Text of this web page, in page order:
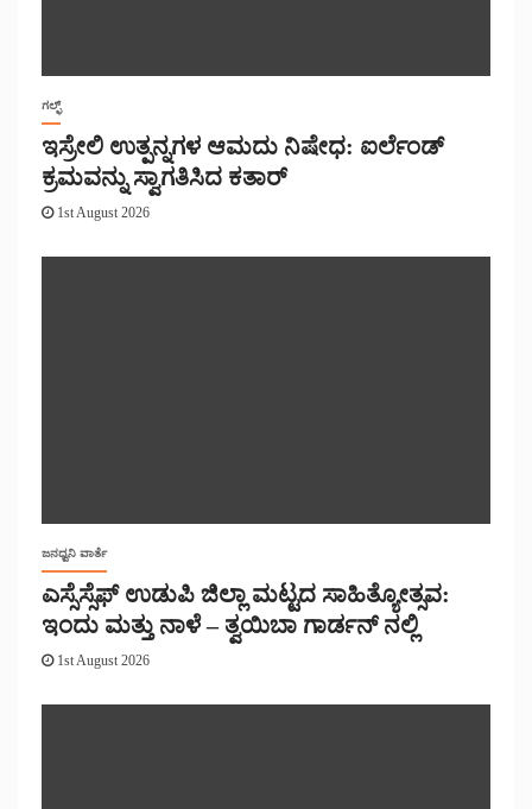
ಗಲ್ಫ್
ಇಸ್ರೇಲಿ ಉತ್ಪನ್ನಗಳ ಆಮದು ನಿಷೇಧ: ಐರ್ಲೆಂಡ್
ಕ್ರಮವನ್ನು ಸ್ವಾಗತಿಸಿದ ಕತಾರ್
1st August 2026
ಜನಧ್ವನಿ ವಾರ್ತೆ
ಎಸ್ಸೆಸ್ಸೆಫ್ ಉಡುಪಿ ಜಿಲ್ಲಾ ಮಟ್ಟದ ಸಾಹಿತ್ಯೋತ್ಸವ:
ಇಂದು ಮತ್ತು ನಾಳೆ – ತ್ವಯಿಬಾ ಗಾರ್ಡನ್ ನಲ್ಲಿ
1st August 2026